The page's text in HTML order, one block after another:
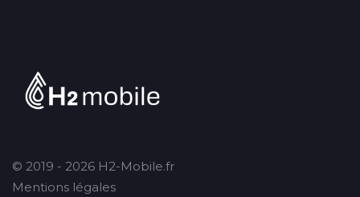
© 2019 - 2026 H2-Mobile.fr
Mentions légales